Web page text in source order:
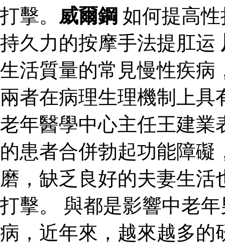
打擊。 威爾鋼 如何提高
持久力的按摩手法提肛运
生活質量的常見慢性疾病
兩者在病理生理機制上
老年醫學中心主任王建業
的患者合併勃起功能障
磨，缺乏良好的夫妻生
打擊。 與都是影響中老
病，近年來，越來越多的